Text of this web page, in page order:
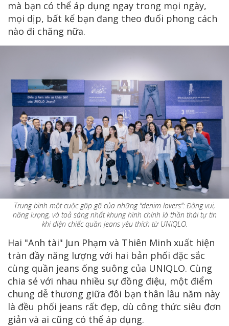
mà bạn có thể áp dụng ngay trong mọi ngày,
mọi dịp, bất kể bạn đang theo đuổi phong cách
nào đi chăng nữa.
Trung bình một cuộc gặp gỡ của những “denim lovers”: Đông vui,
năng lượng, và toả sáng nhất khung hình chính là thần thái tự tin
khi diện chiếc quần jeans yêu thích từ UNIQLO.
Hai "Anh tài" Jun Phạm và Thiên Minh xuất hiện
tràn đầy năng lượng với hai bản phối đặc sắc
cùng quần jeans ống suông của UNIQLO. Cùng
chia sẻ với nhau nhiều sự đồng điệu, một điểm
chung dễ thương giữa đôi bạn thân lâu năm này
là đều phối jeans rất đẹp, dù công thức siêu đơn
giản và ai cũng có thể áp dụng.